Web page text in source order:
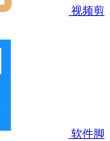
视频剪
软件脚